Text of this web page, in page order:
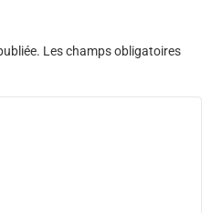
Les champs obligatoires